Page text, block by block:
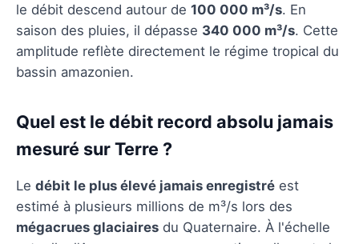
le débit descend autour de 100 000 m³/s. En
saison des pluies, il dépasse 340 000 m³/s. Cette
amplitude reflète directement le régime tropical du
bassin amazonien.
Quel est le débit record absolu jamais
mesuré sur Terre ?
Le débit le plus élevé jamais enregistré est
estimé à plusieurs millions de m³/s lors des
mégacrues glaciaires du Quaternaire. À l'échelle